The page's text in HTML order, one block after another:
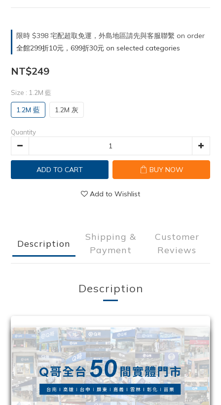
限時 $398 宅配超取免運，外島地區請先與客服聯繫 on order
全館299折10元，699折30元 on selected categories
NT$249
Size : 1.2M 藍
1.2M 藍 1.2M 灰
Quantity
ADD TO CART BUY NOW
Add to Wishlist
Description
Shipping &
Payment
Customer
Reviews
Description